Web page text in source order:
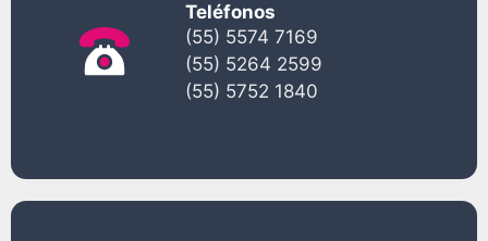
Teléfonos
(55) 5574 7169
(55) 5264 2599
(55) 5752 1840